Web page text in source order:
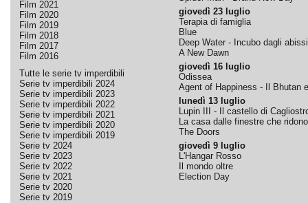
Film 2021
Film 2020
Film 2019
Film 2018
Film 2017
Film 2016
Tutte le serie tv imperdibili
Serie tv imperdibili 2024
Serie tv imperdibili 2023
Serie tv imperdibili 2022
Serie tv imperdibili 2021
Serie tv imperdibili 2020
Serie tv imperdibili 2019
Serie tv 2024
Serie tv 2023
Serie tv 2022
Serie tv 2021
Serie tv 2020
Serie tv 2019
giovedì 23 luglio
Terapia di famiglia
Blue
Deep Water - Incubo dagli abissi
A New Dawn
giovedì 16 luglio
Odissea
Agent of Happiness - Il Bhutan
lunedì 13 luglio
Lupin III - Il castello di
La casa dalle finestre che ridono
The Doors
giovedì 9 luglio
L'Hangar Rosso
Il mondo oltre
Election Day